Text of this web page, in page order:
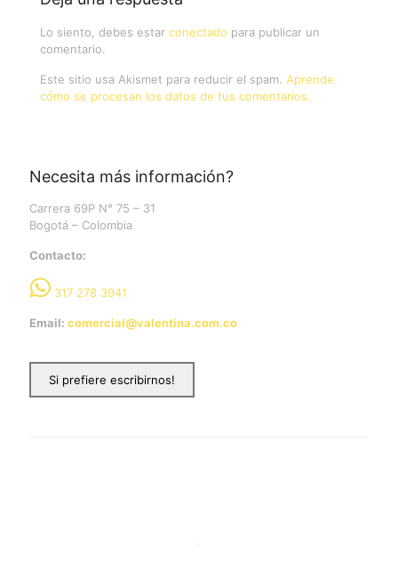
Lo siento, debes estar conectado para publicar un
comentario.
Este sitio usa Akismet para reducir el spam. Aprende
cómo se procesan los datos de tus comentarios.
Necesita más información?
Carrera 69P N° 75 – 31
Bogotá – Colombia
Contacto:
317 278 3941
Email: comercial@valentina.com.co